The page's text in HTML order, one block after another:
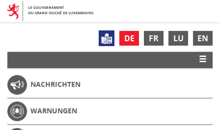
DE FR LU EN
NACHRICHTEN
WARNUNGEN